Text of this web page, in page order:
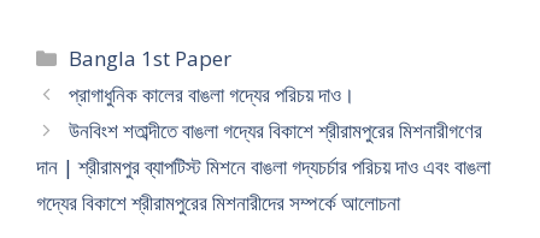
Categories
Bangla 1st Paper
প্রাগাধুনিক কালের বাঙলা গদ্যের পরিচয় দাও।
উনবিংশ শতাব্দীতে বাঙলা গদ্যের বিকাশে শ্রীরামপুরের মিশনারীগণের
দান | শ্রীরামপুর ব্যাপটিস্ট মিশনে বাঙলা গদ্যচর্চার পরিচয় দাও এবং বাঙলা
গদ্যের‌ বিকাশে শ্রীরামপুরের মিশনারীদের সম্পর্কে আলােচনা